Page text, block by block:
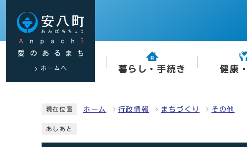
ホームへ 暮らし・手続き 健康
現在位置 ホーム 行政情報 まちづくり その他
あしあと